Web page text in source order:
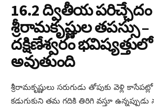
16.2 ద్వితీయ పరిచ్ఛేదం
శ్రీరామకృష్ణుల తపస్సు –
దక్షిణేశ్వరం భవిష్యత్తులో
అవుతుంది
శ్రీరామకృష్ణులు సరుగుడు తోపుకు వెళ్లి
కడుగుకుని తమ గదికి తిరిగి వస్తూ ఉన్నప్పుడు